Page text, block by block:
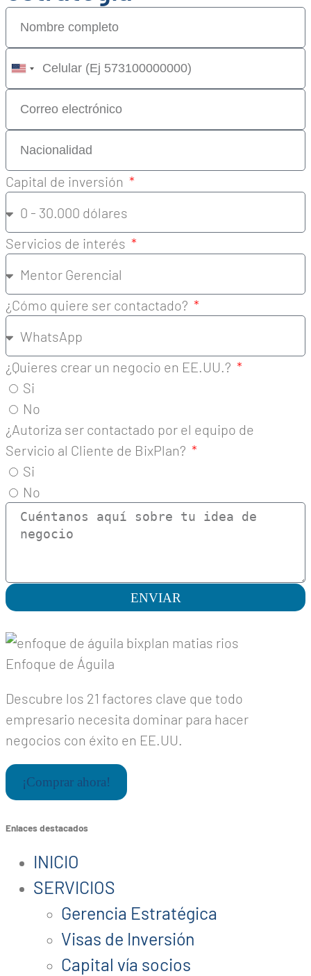
United
States
+1
Capital de inversión
Servicios de interés
¿Cómo quiere ser contactado?
¿Quieres crear un negocio en EE.UU.?
Si
No
¿Autoriza ser contactado por el equipo de
Servicio al Cliente de BixPlan?
Si
No
ENVIAR
Enfoque de Águila
Descubre los 21 factores clave que todo
empresario necesita dominar para hacer
negocios con éxito en EE.UU.
¡Comprar ahora!
Enlaces destacados
INICIO
SERVICIOS
Gerencia Estratégica
Visas de Inversión
Capital vía socios